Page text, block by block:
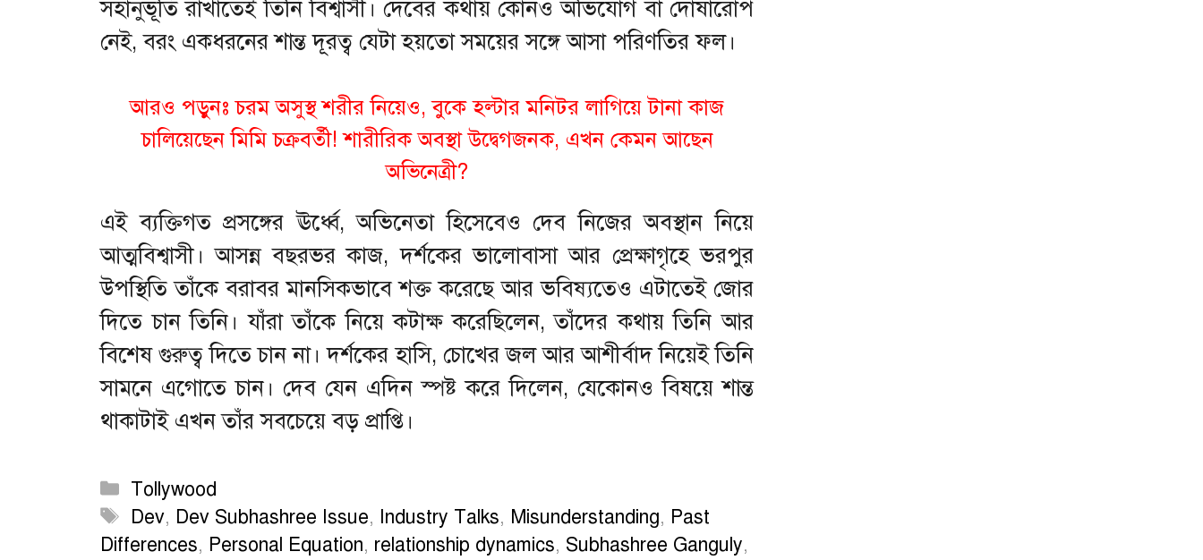
সহানুভূতি রাখাতেই তিনি বিশ্বাসী। দেবের কথায় কোনও অভিযোগ বা দোষারোপ
নেই, বরং একধরনের শান্ত দূরত্ব যেটা হয়তো সময়ের সঙ্গে আসা পরিণতির ফল।
আরও পড়ুনঃ চরম অসুস্থ শরীর নিয়েও, বুকে হল্টার মনিটর লাগিয়ে টানা কাজ
চালিয়েছেন মিমি চক্রবর্তী! শারীরিক অবস্থা উদ্বেগজনক, এখন কেমন আছেন
অভিনেত্রী?
এই ব্যক্তিগত প্রসঙ্গের ঊর্ধ্বে, অভিনেতা হিসেবেও দেব নিজের অবস্থান নিয়ে
আত্মবিশ্বাসী। আসন্ন বছরভর কাজ, দর্শকের ভালোবাসা আর প্রেক্ষাগৃহে ভরপুর
উপস্থিতি তাঁকে বরাবর মানসিকভাবে শক্ত করেছে আর ভবিষ্যতেও এটাতেই জোর
দিতে চান তিনি। যাঁরা তাঁকে নিয়ে কটাক্ষ করেছিলেন, তাঁদের কথায় তিনি আর
বিশেষ গুরুত্ব দিতে চান না। দর্শকের হাসি, চোখের জল আর আশীর্বাদ নিয়েই তিনি
সামনে এগোতে চান। দেব যেন এদিন স্পষ্ট করে দিলেন, যেকোনও বিষয়ে শান্ত
থাকাটাই এখন তাঁর সবচেয়ে বড় প্রাপ্তি।
Categories
Tollywood
Tags
Dev, Dev Subhashree Issue, Industry Talks, Misunderstanding, Past
Differences, Personal Equation, relationship dynamics, Subhashree Ganguly,